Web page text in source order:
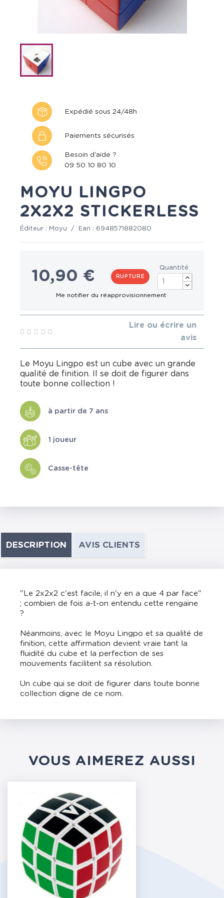
Expédié sous 24/48h
Paiements sécurisés
Besoin d'aide ?
09 50 10 80 10
MOYU LINGPO
2X2X2 STICKERLESS
Éditeur : Moyu / Ean : 6948571882080
10,90 € RUPTURE
Quantité
Lire ou écrire un
avis
Le Moyu Lingpo est un cube avec un grande
qualité de finition. Il se doit de figurer dans
toute bonne collection !
à partir de 7 ans
1 joueur
Casse-tête
DESCRIPTION AVIS CLIENTS
"Le 2x2x2 c'est facile, il n'y en a que 4 par face"
; combien de fois a-t-on entendu cette rengaine
?
Néanmoins, avec le Moyu Lingpo et sa qualité de
finition, cette affirmation devient vraie tant la
fluidité du cube et la perfection de ses
mouvements facilitent sa résolution.
Un cube qui se doit de figurer dans toute bonne
collection digne de ce nom.
VOUS AIMEREZ AUSSI